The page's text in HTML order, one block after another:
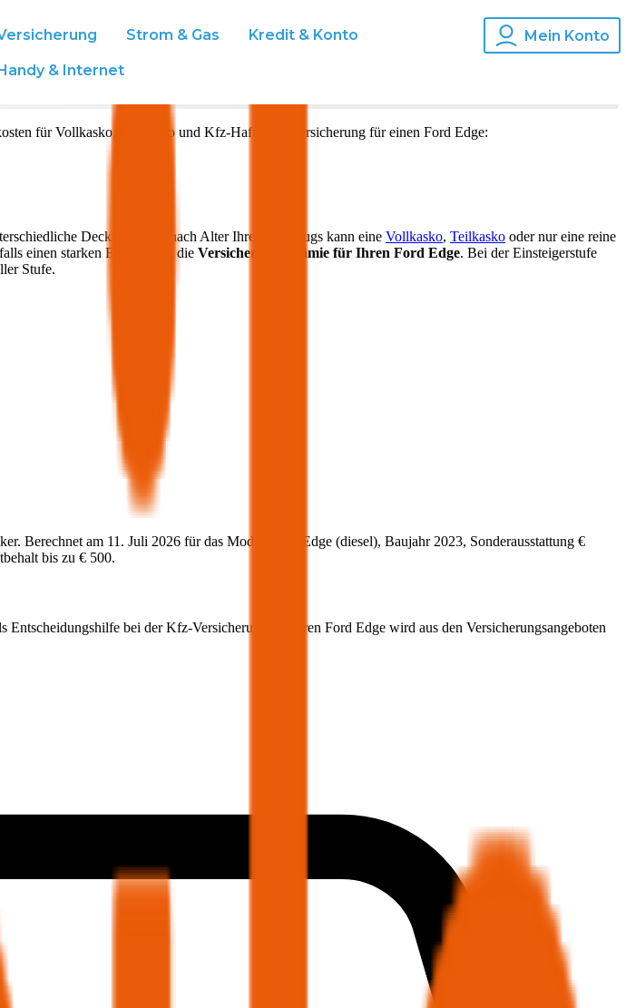
Strom & Gas Kredit & Konto
& Internet
Mein Konto
für Vollkasko, Teilkasko und Kfz-Haftpflichtversicherung für einen Ford Edge:
Deckungen. Je nach Alter Ihres Fahrzeugs kann eine Vollkasko, Teilkasko oder nur eine reine
einen starken Einfluss auf die Versicherungsprämie für Ihren Ford Edge. Bei der Einsteigerstufe
Stufe.
Berechnet am 11. Juli 2026 für das Modell Edge (diesel), Baujahr 2023, Sonderausstattung €
bis zu € 500.
Entscheidungshilfe bei der Kfz-Versicherung für Ihren Ford Edge wird aus den Versicherungsangeboten